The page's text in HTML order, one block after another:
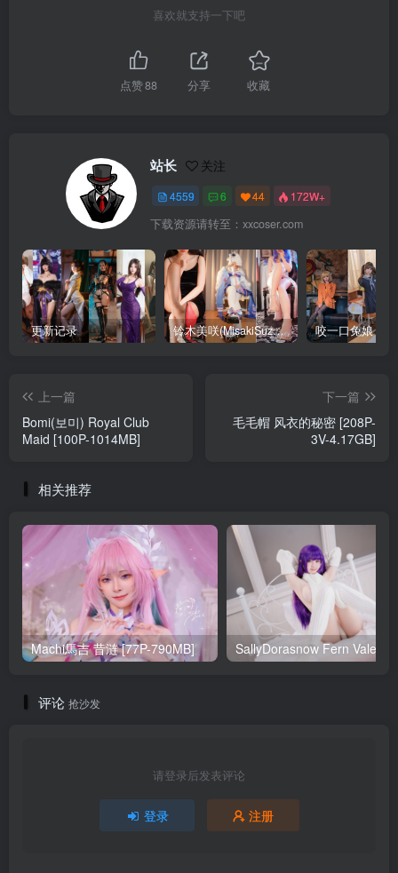
喜欢就支持一下吧
点赞88 分享 收藏
站长 关注
4559 6 44 172W+
下载资源请转至：xxcoser.com
更新记录 铃木美咲(MisakiSuzuki) 合集下载 咬一口兔娘 合
上一篇
Bomi(보미) Royal Club
Maid [100P-1014MB]
下一篇
毛毛帽 风衣的秘密 [208P-
3V-4.17GB]
相关推荐
Machi馬吉 昔涟 [77P-790MB]
评论 抢沙发
请登录后发表评论
登录 注册